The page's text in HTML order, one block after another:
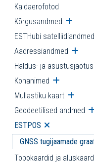
Kaldaerofotod
Kõrgusandmed Ava
ESTHubi satelliidiandmed
Aadressiandmed Ava
Haldus- ja asustusjaotus
Kohanimed Ava
Mullastiku kaart Ava
Geodeetilised andmed
ESTPOS Ava
GNSS tugijaamade
Topokaardid ja